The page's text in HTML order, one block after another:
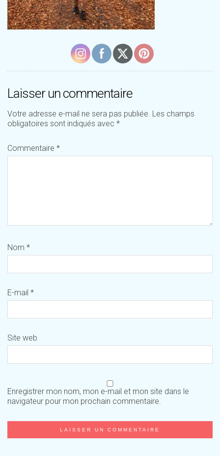
Laisser un commentaire
Votre adresse e-mail ne sera pas publiée. Les champs
obligatoires sont indiqués avec *
Commentaire *
Nom *
E-mail *
Site web
Enregistrer mon nom, mon e-mail et mon site dans le
navigateur pour mon prochain commentaire.